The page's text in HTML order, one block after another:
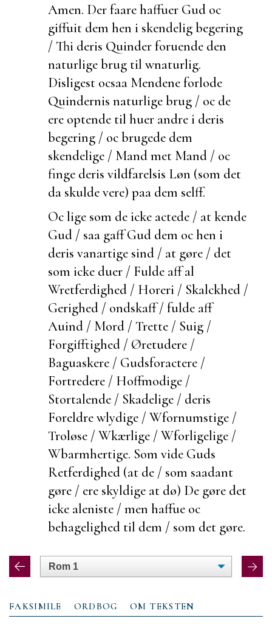
Amen. Der faare haffuer Gud oc
giffuit dem hen i skendelig begering
/ Thi deris Quinderforuende den
naturlige brug til wnaturlig.
Disligest ocsaa Mendene forlode
Quindernis naturlige brug / oc de
ere optende til huer andre i deris
begering / oc brugede dem
skendelige / Mand met Mand / oc
finge deris vildfarelsis Løn (som det
da skulde vere) paa dem selff.
Oc lige som de icke actede / at kende
Gud / saa gaff Gud dem oc hen i
deris vanartige sind / at gøre / det
som icke duer / Fulde aff al
Wretferdighed / Horeri / Skalckhed /
Gerighed / ondskaff / fulde aff
Auind / Mord / Trette / Suig /
Forgifftighed / Øretudere /
Baguaskere / Gudsforactere /
Fortredere / Hoffmodige /
Stortalende / Skadelige / deris
Foreldre wlydige / Wfornumstige /
Troløse / Wkærlige / Wforligelige /
Wbarmhertige. Som vide Guds
Retferdighed (at de / som saadant
gøre / ere skyldige at dø) De gøre det
icke aleniste / men haffue oc
behagelighed til dem / som det gøre.
FAKSIMILE ORDBOG OM TEKSTEN